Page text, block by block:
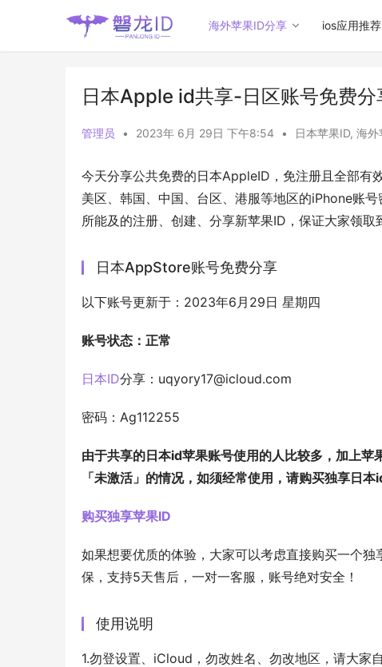
海外苹果ID分享 ios应用推荐
日本Apple id共享-日区账号免费
管理员 • 2023年 6月 29日 下午8:54 • 日本苹果ID, 海外
今天分享公共免费的日本AppleID，免注册且全部有
美区、韩国、中国、台区、港服等地区的iPhone账
所能及的注册、创建、分享新苹果ID，保证大家领取
日本AppStore账号免费分享
以下账号更新于：2023年6月29日 星期四
账号状态：正常
日本ID分享： uqyory17@icloud.com
密码：Ag112255
由于共享的日本id苹果账号使用的人比较多，加上
「未激活」的情况，如须经常使用，请购买独享日
购买独享苹果ID
如果想要优质的体验，大家可以考虑直接购买一个
保，支持5天售后，一对一客服，账号绝对安全！
使用说明
1.勿登设置、iCloud，勿改姓名、勿改地区，请大家自